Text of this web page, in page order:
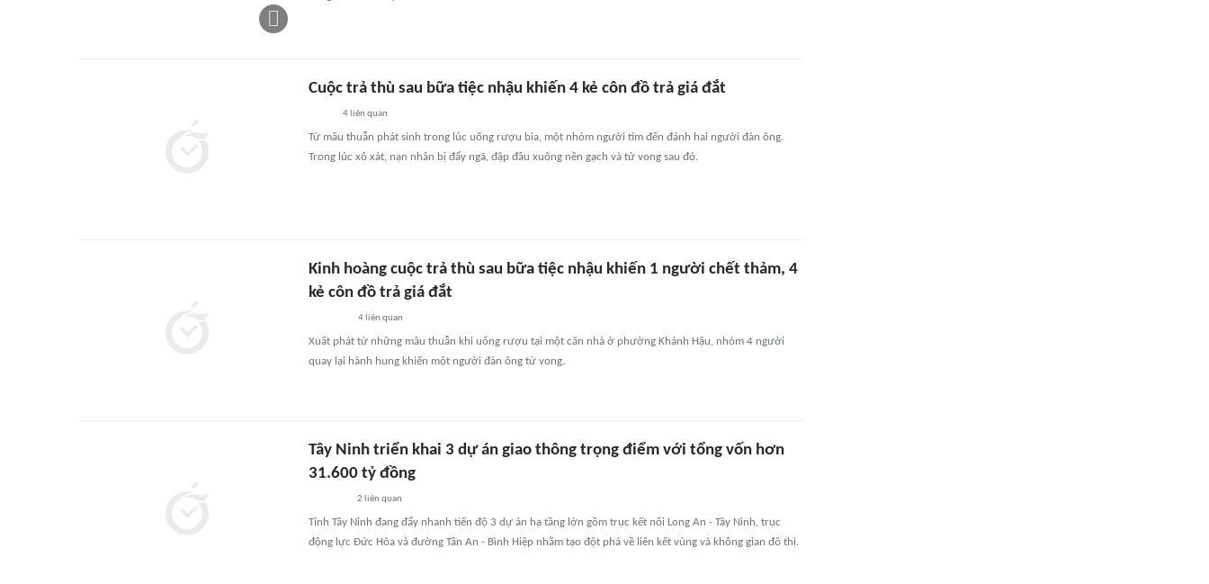
Cuộc trả thù sau bữa tiệc nhậu khiến 4 kẻ côn đồ trả giá đắt
4 liên quan
Từ mâu thuẫn phát sinh trong lúc uống rượu bia, một nhóm người tìm đến đánh hai người đàn ông.
Trong lúc xô xát, nạn nhân bị đẩy ngã, đập đầu xuống nền gạch và tử vong sau đó.
Kinh hoàng cuộc trả thù sau bữa tiệc nhậu khiến 1 người chết thảm, 4
kẻ côn đồ trả giá đắt
4liên quan
Xuất phát từ những mâu thuẫn khi uống rượu tại một căn nhà ở phường Khánh Hậu, nhóm 4 người
quay lại hành hung khiến một người đàn ông tử vong.
Tây Ninh triển khai 3 dự án giao thông trọng điểm với tổng vốn hơn
31.600 tỷ đồng
2 liên quan
Tỉnh Tây Ninh đang đẩy nhanh tiến độ 3 dự án hạ tầng lớn gồm trục kết nối Long An - Tây Ninh, trục
động lực Đức Hòa và đường Tân An - Bình Hiệp nhằm tạo đột phá về liên kết vùng và không gian đô thị.